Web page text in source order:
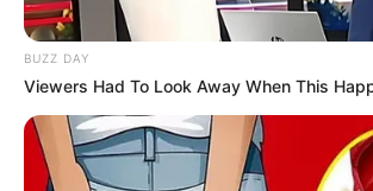
BUZZ DAY
Viewers Had To Look Away When This